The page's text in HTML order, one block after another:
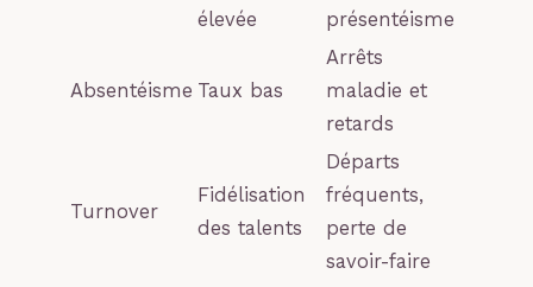
élevée
présentéisme
Absentéisme Taux bas
Arrêts
maladie et
retards
Turnover
Fidélisation
des talents
Départs
fréquents,
perte de
savoir-faire